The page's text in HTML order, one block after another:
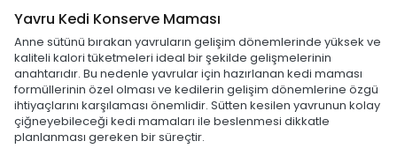
Yavru Kedi Konserve Maması
Anne sütünü bırakan yavruların gelişim dönemlerinde yüksek ve
kaliteli kalori tüketmeleri ideal bir şekilde gelişmelerinin
anahtarıdır. Bu nedenle yavrular için hazırlanan kedi maması
formüllerinin özel olması ve kedilerin gelişim dönemlerine özgü
ihtiyaçlarını karşılaması önemlidir. Sütten kesilen yavrunun kolay
çiğneyebileceği kedi mamaları ile beslenmesi dikkatle
planlanması gereken bir süreçtir.